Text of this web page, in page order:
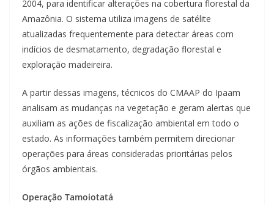
2004, para identificar alterações na cobertura florestal da
Amazônia. O sistema utiliza imagens de satélite
atualizadas frequentemente para detectar áreas com
indícios de desmatamento, degradação florestal e
exploração madeireira.
A partir dessas imagens, técnicos do CMAAP do Ipaam
analisam as mudanças na vegetação e geram alertas que
auxiliam as ações de fiscalização ambiental em todo o
estado. As informações também permitem direcionar
operações para áreas consideradas prioritárias pelos
órgãos ambientais.
Operação Tamoiotatá